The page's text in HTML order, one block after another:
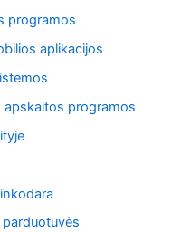
programos
aplikacijos
apskaitos programos